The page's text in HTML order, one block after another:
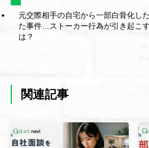
元交際相手の自宅から一部白骨化し
た事件…ストーカー行為が引き起こ
は？
関連記事